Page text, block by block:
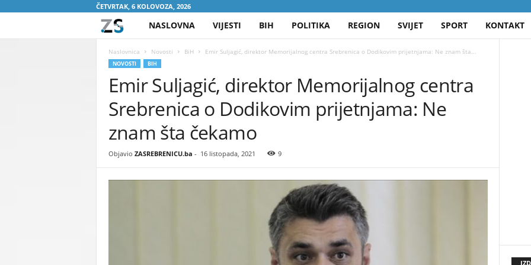
ČETVRTAK, 6 KOLOVOZA, 2026
A
S
R
E
B
R
NASLOVNA VIJESTI BIH POLITIKA REGION SVIJET SPORT KONTAKT
Naslovnica Novosti BiH Emir Suljagić, direktor Memorijalnog centra Srebrenica o Dodikovim prijetnjama: Ne znam šta...
NOVOSTI BIH
Emir Suljagić, direktor Memorijalnog centra
Srebrenica o Dodikovim prijetnjama: Ne
znam šta čekamo
Objavio ZASREBRENICU.ba - 16 listopada, 2021 9